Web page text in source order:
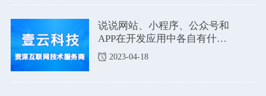
说说网站、小程序、公众号和
APP在开发应用中各自有什么
优点和缺点吗？
2023-04-18